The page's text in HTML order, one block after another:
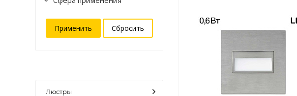
Люстры